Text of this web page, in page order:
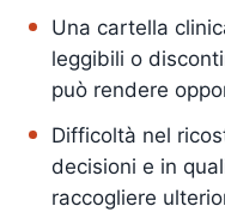
Una cartella
leggibili o
può rendere
Difficoltà nel
decisioni e in
raccogliere